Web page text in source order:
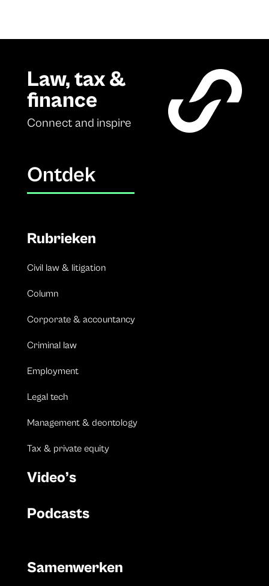
Law, tax &
finance
Connect and inspire
Ontdek
Rubrieken
Civil law & litigation
Column
Corporate & accountancy
Criminal law
Employment
Legal tech
Management & deontology
Tax & private equity
Video’s
Podcasts
Samenwerken